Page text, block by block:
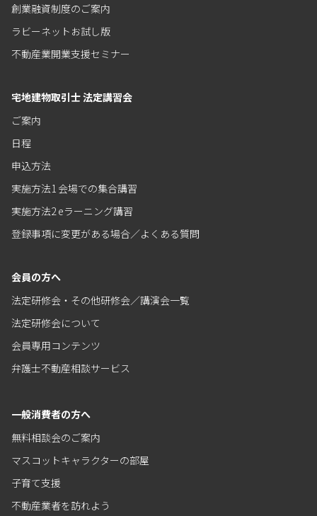
創業融資制度のご案内
ラビーネットお試し版
不動産業開業支援セミナー
宅地建物取引士 法定講習会
ご案内
日程
申込方法
実施方法1 会場での集合講習
実施方法2 eラーニング講習
登録事項に変更がある場合／よくある質問
会員の方へ
法定研修会・その他研修会／講演会一覧
法定研修会について
会員専用コンテンツ
弁護士不動産相談サービス
一般消費者の方へ
無料相談会のご案内
マスコットキャラクターの部屋
子育て支援
不動産業者を訪れよう